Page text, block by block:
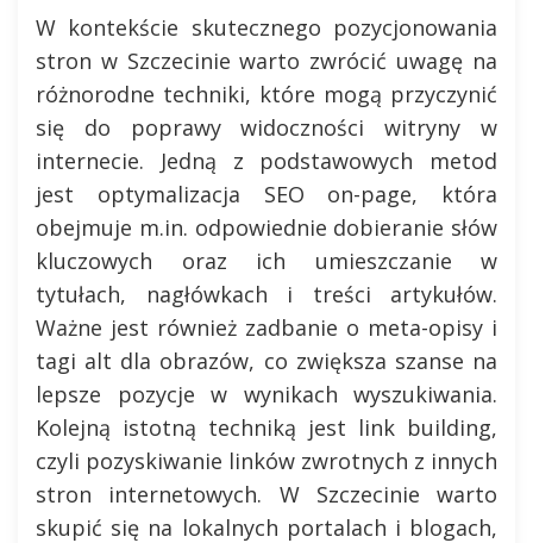
W kontekście skutecznego pozycjonowania
stron w Szczecinie warto zwrócić uwagę na
różnorodne techniki, które mogą przyczynić
się do poprawy widoczności witryny w
internecie. Jedną z podstawowych metod
jest optymalizacja SEO on-page, która
obejmuje m.in. odpowiednie dobieranie słów
kluczowych oraz ich umieszczanie w
tytułach, nagłówkach i treści artykułów.
Ważne jest również zadbanie o meta-opisy i
tagi alt dla obrazów, co zwiększa szanse na
lepsze pozycje w wynikach wyszukiwania.
Kolejną istotną techniką jest link building,
czyli pozyskiwanie linków zwrotnych z innych
stron internetowych. W Szczecinie warto
skupić się na lokalnych portalach i blogach,